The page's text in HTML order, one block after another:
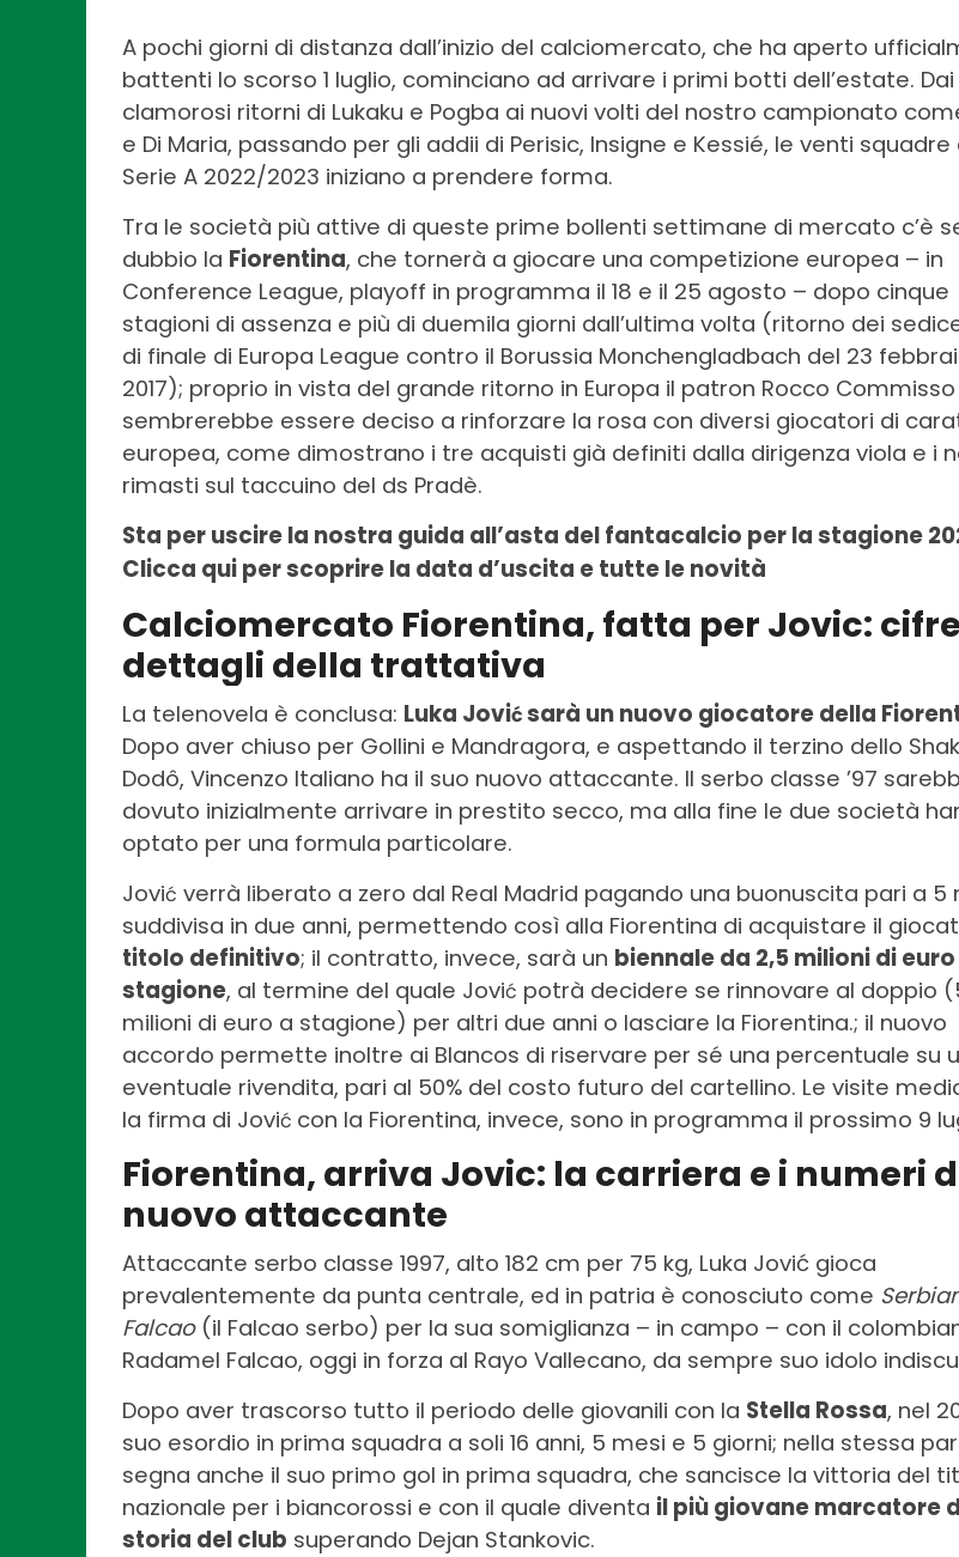
A pochi giorni di distanza dall’inizio del calciomercato, che ha aperto
battenti lo scorso 1 luglio, cominciano ad arrivare i primi botti dell’estate. Dai
clamorosi ritorni di Lukaku e Pogba ai nuovi volti del nostro campionato
e Di Maria, passando per gli addii di Perisic, Insigne e Kessié, le venti squadre
Serie A 2022/2023 iniziano a prendere forma.
Tra le società più attive di queste prime bollenti settimane di mercato c’è
dubbio la Fiorentina, che tornerà a giocare una competizione europea – in
Conference League, playoff in programma il 18 e il 25 agosto – dopo cinque
stagioni di assenza e più di duemila giorni dall’ultima volta (ritorno dei
di finale di Europa League contro il Borussia Monchengladbach del 23
2017); proprio in vista del grande ritorno in Europa il patron Rocco Commisso
sembrerebbe essere deciso a rinforzare la rosa con diversi giocatori di
europea, come dimostrano i tre acquisti già definiti dalla dirigenza viola e i
rimasti sul taccuino del ds Pradè.
Sta per uscire la nostra guida all’asta del fantacalcio per la stagione
Clicca qui per scoprire la data d’uscita e tutte le novità
Calciomercato Fiorentina, fatta per Jovic:
dettagli della trattativa
La telenovela è conclusa: Luka Jovićsarà un nuovo giocatore della
Dopo aver chiuso per Gollini e Mandragora, e aspettando il terzino dello
Dodô, Vincenzo Italiano ha il suo nuovo attaccante. Il serbo classe ’97
dovuto inizialmente arrivare in prestito secco, ma alla fine le due società
optato per una formula particolare.
Jović verrà liberato a zero dal Real Madrid pagando una buonuscita pari a 5
suddivisa in due anni, permettendo così alla Fiorentina di acquistare il
titolo definitivo; il contratto, invece, sarà un biennale da 2,5 milioni di euro
stagione, al termine del quale Jović potrà decidere se rinnovare al doppio
milioni di euro a stagione) per altri due anni o lasciare la Fiorentina.; il nuovo
accordo permette inoltre ai Blancos di riservare per sé una percentuale su
eventuale rivendita, pari al 50% del costo futuro del cartellino. Le visite
la firma di Jović con la Fiorentina, invece, sono in programma il prossimo 9
Fiorentina, arriva Jovic: la carriera e i numeri
nuovo attaccante
Attaccante serbo classe 1997, alto 182 cm per 75 kg, Luka Jović gioca
prevalentemente da punta centrale, ed in patria è conosciuto come
Falcao (il Falcao serbo) per la sua somiglianza – in campo – con il
Radamel Falcao, oggi in forza al Rayo Vallecano, da sempre suo idolo
Dopo aver trascorso tutto il periodo delle giovanili con la Stella Rossa, nel
suo esordio in prima squadra a soli 16 anni, 5 mesi e 5 giorni; nella stessa
segna anche il suo primo gol in prima squadra, che sancisce la vittoria del
nazionale per i biancorossi e con il quale diventa il più giovane marcatore
storia del club superando Dejan Stankovic.